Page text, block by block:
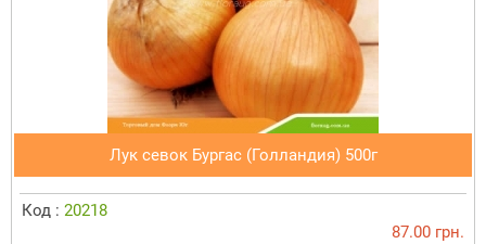
Лук севок Бургас (Голландия) 500г
Код : 20218
87.00 грн.